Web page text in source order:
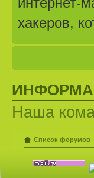
хакеров,
Наша
Список форумов